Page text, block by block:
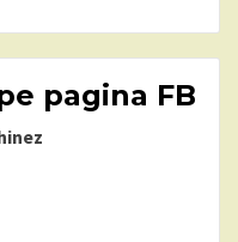
pagina FB